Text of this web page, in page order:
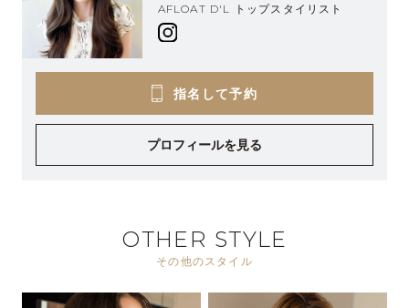
AFLOAT D'L トップスタイリスト
指名して予約
プロフィールを見る
OTHER STYLE
その他のスタイル